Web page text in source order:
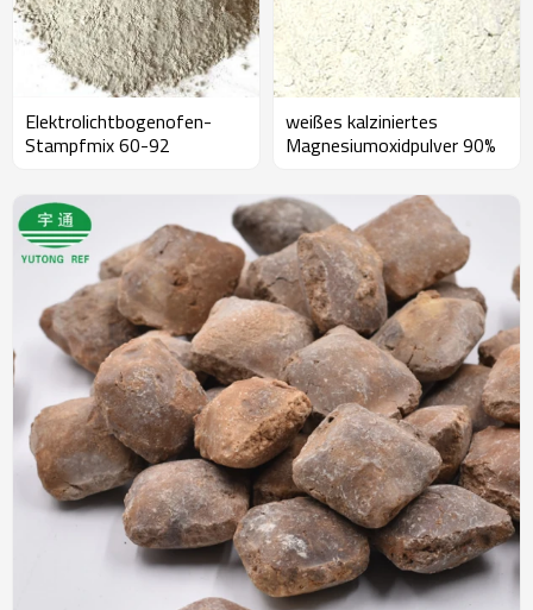
Elektrolichtbogenofen-
Stampfmix 60-92
weißes kalziniertes
Magnesiumoxidpulver 90%